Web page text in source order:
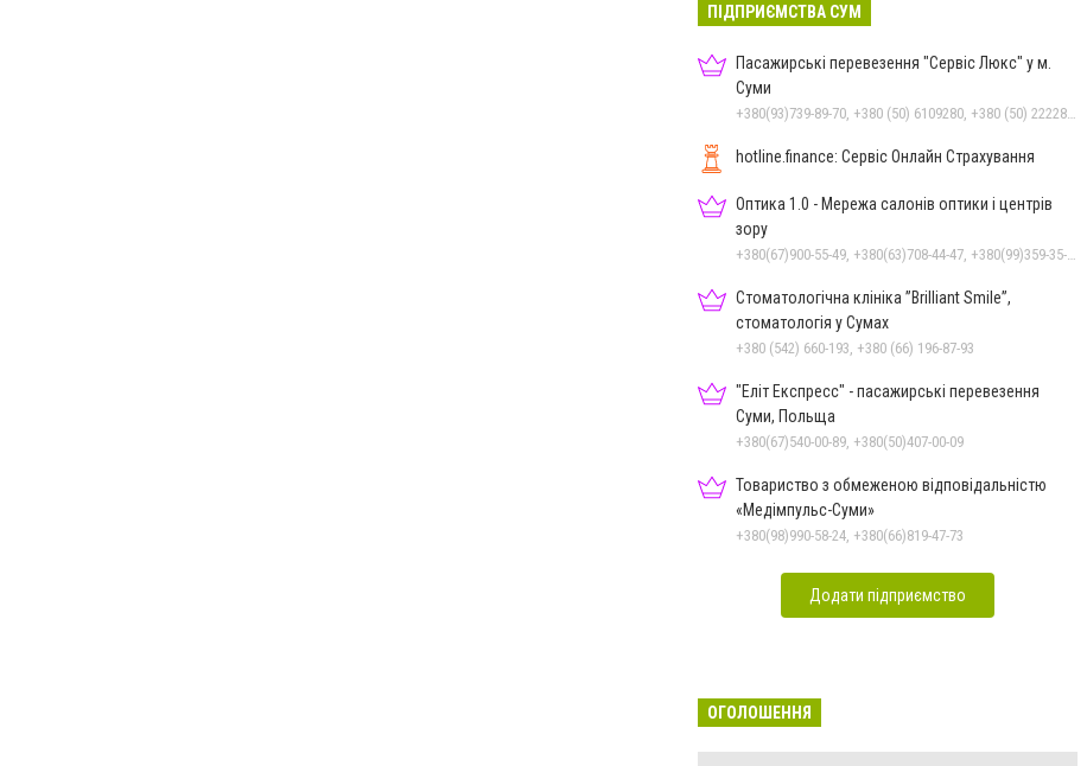
ПІДПРИЄМСТВА СУМ
Пасажирські перевезення "Сервіс Люкс" у м.
Суми
hotline.finance: Сервіс Онлайн Страхування
Оптика 1.0 - Мережа салонів оптики і центрів
зору
Стоматологічна клініка ”Brilliant Smile”,
стоматологія у Сумах
+380 (542) 660-193, +380 (66) 196-87-93
"Еліт Експресс" - пасажирські перевезення
Суми, Польща
+380(67)540-00-89, +380(50)407-00-09
Товариство з обмеженою відповідальністю
«Медімпульс-Суми»
+380(98)990-58-24, +380(66)819-47-73
Додати підприємство
ОГОЛОШЕННЯ